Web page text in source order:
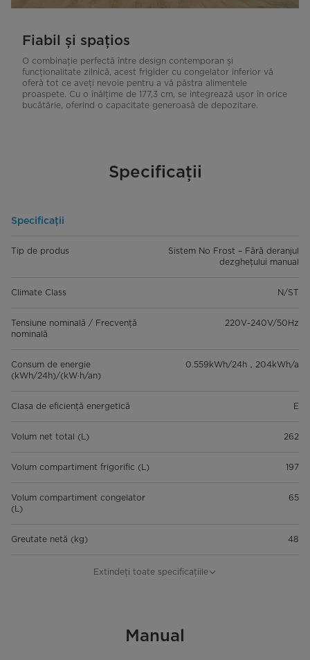
Fiabil și spațios
O combinație perfectă între design contemporan și
funcționalitate zilnică, acest frigider cu congelator inferior vă
oferă tot ce aveți nevoie pentru a vă păstra alimentele
proaspete. Cu o înălțime de 177,3 cm, se integrează ușor în orice
bucătărie, oferind o capacitate generoasă de depozitare.
Specificații
Specificații
Tip de produs
Sistem No Frost – Fără deranjul
dezghețului manual
Climate Class N/ST
Tensiune nominală / Frecvență
nominală
220V-240V/50Hz
Consum de energie
(kWh/24h)/(kW·h/an)
0.559kWh/24h，204kWh/a
Clasa de eficiență energetică E
Volum net total (L) 262
Volum compartiment frigorific (L) 197
Volum compartiment congelator
(L)
65
Greutate netă (kg) 48
Dimensiuni produs (mm) (L x A x Î)
Extindeți toate specificațiile
Manual